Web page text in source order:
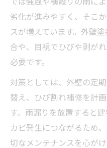
劣化が進みやすく、そこ
スが増えています。外壁
合や、目視でひびや剥が
必要です。
対策としては、外壁の定
替え、ひび割れ補修を計
す。雨漏りを放置すると
カビ発生につながるため
切なメンテナンスを心がけ